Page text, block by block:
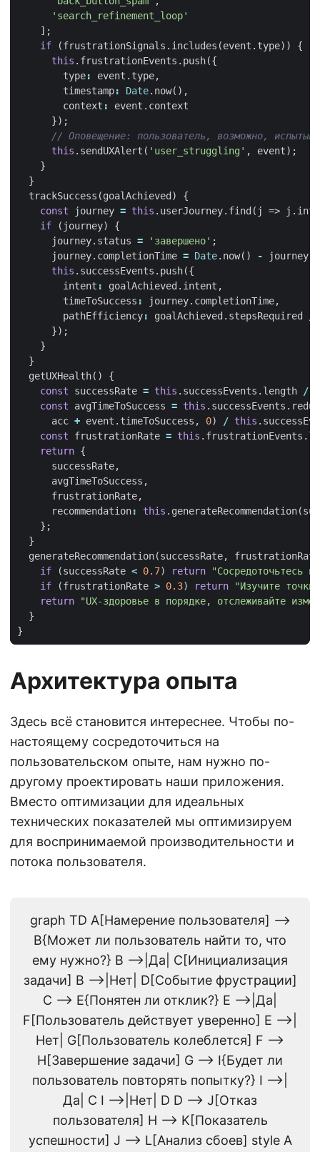
'search_refinement_loop'
];
if
(frustrationSignals . includes (event . type))
{
this . frustrationEvents . push({
type: event . type,
timestamp: Date. now(),
context : event . context
});
this . sendUXAlert ( 'user_struggling' , event);
}
}
trackSuccess (goalAchieved )
{
const
journey = this . userJourney. find ( j => j .
if
( journey)
{
journey. status = 'завершено' ;
journey. completionTime = Date. now() - journey
this . successEvents . push({
intent : goalAchieved . intent ,
timeToSuccess : journey. completionTime,
pathEfficiency: goalAchieved . stepsRequired
/
});
}
}
getUXHealth()
{
const
successRate = this . successEvents . length /
const
avgTimeToSuccess = this . successEvents .
acc + event . timeToSuccess , 0) / this .
const
frustrationRate = this . frustrationEvents .
return {
successRate,
avgTimeToSuccess ,
frustrationRate,
recommendation: this . generateRecommendation(
};
}
generateRecommendation(successRate,
frustrationRate
if
(successRate < 0.7) return
"Сосредоточьтесь
if
(frustrationRate > 0.3) return
"Изучите точки
return
"UX-здоровье в порядке, отслеживайте
}
}
Архитектура опыта
Здесь всё становится интереснее. Чтобы по-
настоящему сосредоточиться на
пользовательском опыте, нам нужно по-
другому проектировать наши приложения.
Вместо оптимизации для идеальных
технических показателей мы оптимизируем
для воспринимаемой производительности и
потока пользователя.
graph TD A[Намерение пользователя] -->
B{Может ли пользователь найти то, что
ему нужно?} B -->|Да| C[Инициализация
задачи] B -->|Нет| D[Событие фрустрации]
C --> E{Понятен ли отклик?} E -->|Да|
F[Пользователь действует уверенно] E -->|
Нет| G[Пользователь колеблется] F -->
H[Завершение задачи] G --> I{Будет ли
пользователь повторять попытку?} I -->|
Да| C I -->|Нет| D D --> J[Отказ
пользователя] H --> K[Показатель
успешности] J --> L[Анализ сбоев] style A